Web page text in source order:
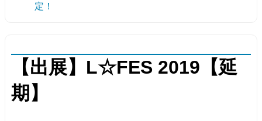
定！
【出展】L☆FES 2019【延
期】